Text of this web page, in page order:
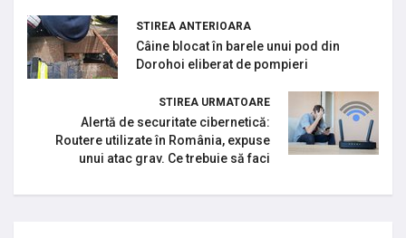
STIREA ANTERIOARA
Câine blocat în barele unui pod din
Dorohoi eliberat de pompieri
STIREA URMATOARE
Alertă de securitate cibernetică:
Routere utilizate în România, expuse
unui atac grav. Ce trebuie să faci